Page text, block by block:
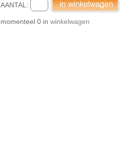
AANTAL:
momenteel 0 in winkelwagen